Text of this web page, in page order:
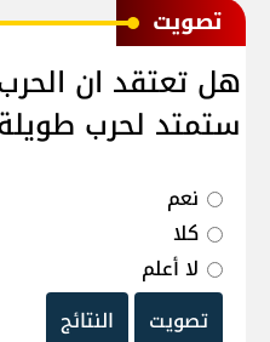
ﺗﺼﻮﻳﺖ
هل تعتقد ان
ستمتد لحرب
نعم
كلا
لا أعلم
تصويت
النتائج